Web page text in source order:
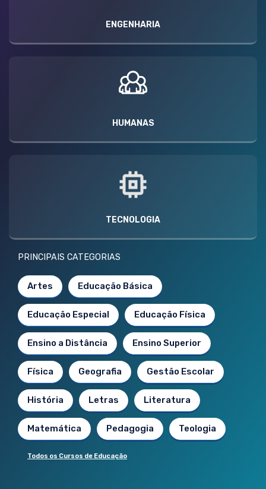
ENGENHARIA
HUMANAS
TECNOLOGIA
PRINCIPAIS CATEGORIAS
Artes Educação Básica
Educação Especial Educação Física
Ensino a Distância Ensino Superior
Física Geografia Gestão Escolar
História Letras Literatura
Matemática Pedagogia Teologia
Todos os Cursos de Educação